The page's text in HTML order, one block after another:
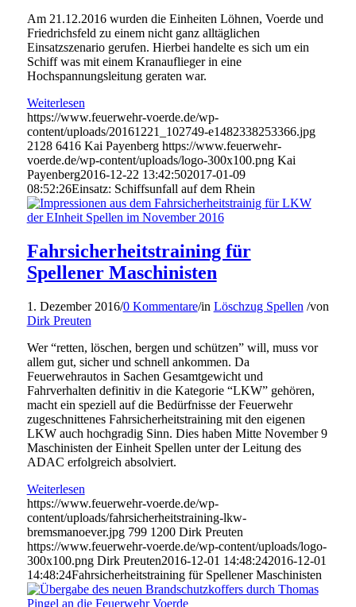
Am 21.12.2016 wurden die Einheiten Löhnen, Voerde und
Friedrichsfeld zu einem nicht ganz alltäglichen
Einsatzszenario gerufen. Hierbei handelte es sich um ein
Schiff was mit einem Kranauflieger in eine
Hochspannungsleitung geraten war.
Weiterlesen
https://www.feuerwehr-voerde.de/wp-
content/uploads/20161221_102749-e1482338253366.jpg
2128 6416 Kai Payenberg https://www.feuerwehr-
voerde.de/wp-content/uploads/logo-300x100.png Kai
Payenberg2016-12-22 13:42:502017-01-09
08:52:26Einsatz: Schiffsunfall auf dem Rhein
Fahrsicherheitstraining für
Spellener Maschinisten
1. Dezember 2016/0 Kommentare/in Löschzug Spellen /von
Dirk Preuten
Wer “retten, löschen, bergen und schützen” will, muss vor
allem gut, sicher und schnell ankommen. Da
Feuerwehrautos in Sachen Gesamtgewicht und
Fahrverhalten definitiv in die Kategorie “LKW” gehören,
macht ein speziell auf die Bedürfnisse der Feuerwehr
zugeschnittenes Fahrsicherheitstraining mit den eigenen
LKW auch hochgradig Sinn. Dies haben Mitte November 9
Maschinisten der Einheit Spellen unter der Leitung des
ADAC erfolgreich absolviert.
Weiterlesen
https://www.feuerwehr-voerde.de/wp-
content/uploads/fahrsicherheitstraining-lkw-
bremsmanoever.jpg 799 1200 Dirk Preuten
https://www.feuerwehr-voerde.de/wp-content/uploads/logo-
300x100.png Dirk Preuten2016-12-01 14:48:242016-12-01
14:48:24Fahrsicherheitstraining für Spellener Maschinisten